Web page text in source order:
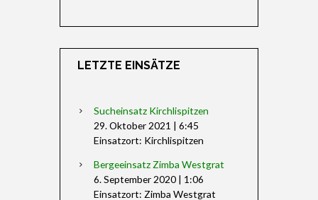
LETZTE EINSÄTZE
Sucheinsatz Kirchlispitzen
29. Oktober 2021 | 6:45
Einsatzort: Kirchlispitzen
Bergeeinsatz Zimba Westgrat
6. September 2020| 1:06
Einsatzort: Zimba Westgrat